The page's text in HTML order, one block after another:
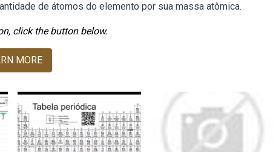
de átomos do elemento por sua massa atômica.
click the button below.
MORE